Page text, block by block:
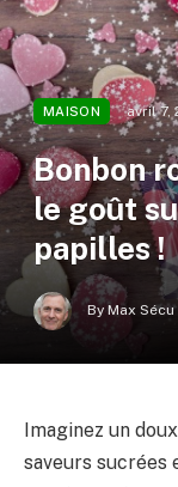
MAISON avril 7,
Bonbon
le goût
papilles !
By Max Sécu
Imaginez un
saveurs sucrées